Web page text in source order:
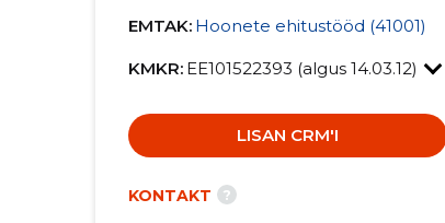
EMTAK: Hoonete ehitustööd (41001)
KMKR: EE101522393 (algus 14.03.12)
LISAN CRM'I
KONTAKT ?